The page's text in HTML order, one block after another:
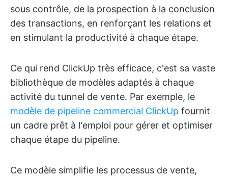
sous contrôle, de la prospection à la conclusion
des transactions, en renforçant les relations et
en stimulant la productivité à chaque étape.
Ce qui rend ClickUp très efficace, c'est sa vaste
bibliothèque de modèles adaptés à chaque
activité du tunnel de vente. Par exemple, le
modèle de pipeline commercial ClickUp fournit
un cadre prêt à l'emploi pour gérer et optimiser
chaque étape du pipeline.
Ce modèle simplifie les processus de vente,